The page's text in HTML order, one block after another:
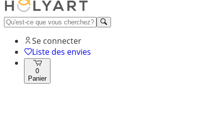
Se connecter
Liste des envies
0
Panier